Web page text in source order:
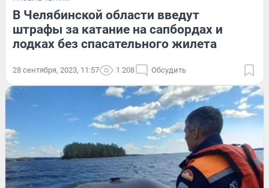
В Челябинской области введут
штрафы за катание на сапбордах и
лодках без спасательного жилета
28 сентября, 2023, 11:57 1 208 Обсудить